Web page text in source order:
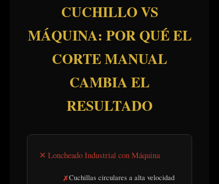
CUCHILLO VS
MÁQUINA: POR QUÉ EL
CORTE MANUAL
CAMBIA EL
RESULTADO
✕ Loncheado Industrial con Máquina
Cuchillas circulares a alta velocidad